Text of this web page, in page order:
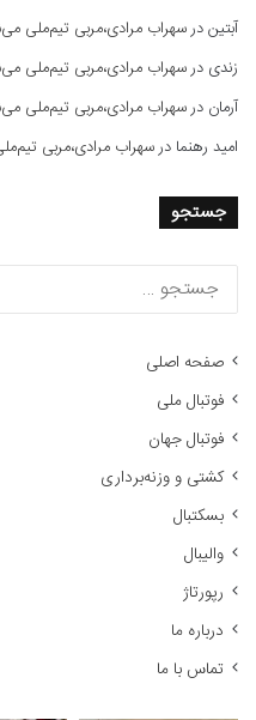
آبتیندرسهراب مرادی،مربی تیم‌ملی
زندی درسهراب مرادی،مربی تیم‌ملی
آرمان درسهراب مرادی،مربی تیم‌ملی
امید رهنما درسهراب مرادی،مربی
جستجو
صفحه اصلی
فوتبال ملی
فوتبال جهان
کشتی و وزنه‌برداری
بسکتبال
والیبال
رپورتاژ
درباره ما
تماس با ما